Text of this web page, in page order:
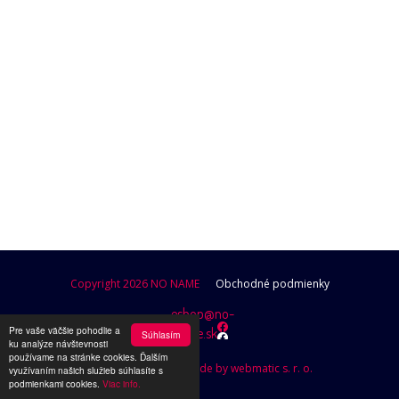
Súhlasím
Pre vaše väčšie pohodlie a
ku analýze návštevnosti
používame na stránke cookies. Ďalším
využívaním našich služieb súhlasíte s
podmienkami cookies. Viac info.
Copyright 2026 NO NAME Obchodné podmienky
eshop@no-
name.sk
Design by Brutusik, Code by webmatic s. r. o.